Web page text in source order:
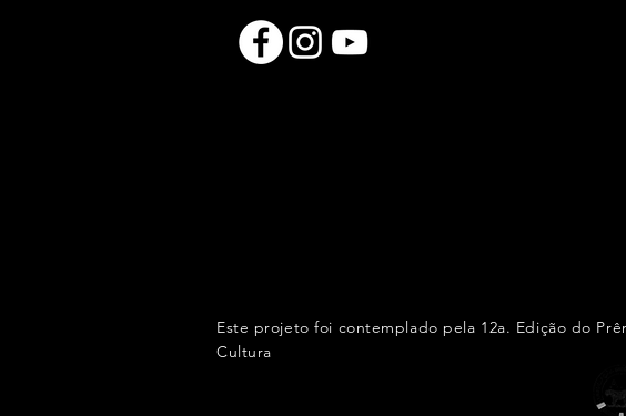
Este projeto foi contemplado pela 12a. Edição do
Cultura